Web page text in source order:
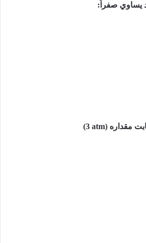
یساوي صفراً:
مقداره (3 atm)